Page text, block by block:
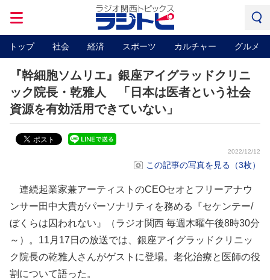
トップ 社会 経済 スポーツ カルチャー グルメ
『幹細胞ソムリエ』銀座アイグラッドクリニ
ック院長・乾雅人 「日本は医者という社会
資源を有効活用できていない」
2022/12/12
この記事の写真を見る（3枚）
連続起業家兼アーティストのCEOセオとフリーアナウ
ンサー田中大貴がパーソナリティを務める『セケンテー/
ぼくらは囚われない』（ラジオ関西 毎週木曜午後8時30分
～）。11月17日の放送では、銀座アイグラッドクリニッ
ク院長の乾雅人さんがゲストに登場。老化治療と医師の役
割について語った。